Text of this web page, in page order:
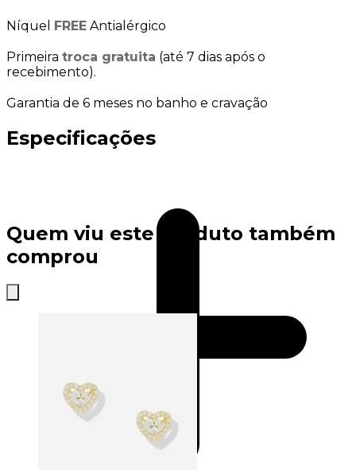
Níquel FREE Antialérgico
Primeira troca gratuita (até 7 dias após o
recebimento).
Garantia de 6 meses no banho e cravação
Especificações
Quem viu este produto também
comprou